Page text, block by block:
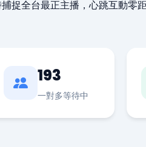
捉全台最正主播，心跳互動零
193
一對多等待中